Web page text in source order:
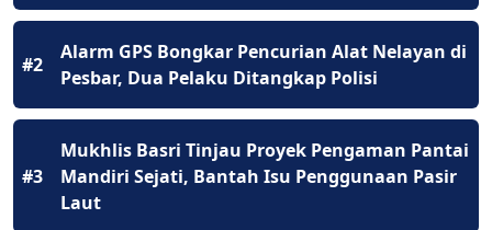
#2
Alarm GPS Bongkar Pencurian Alat Nelayan di
Pesbar, Dua Pelaku Ditangkap Polisi
#3
Mukhlis Basri Tinjau Proyek Pengaman Pantai
Mandiri Sejati, Bantah Isu Penggunaan Pasir
Laut